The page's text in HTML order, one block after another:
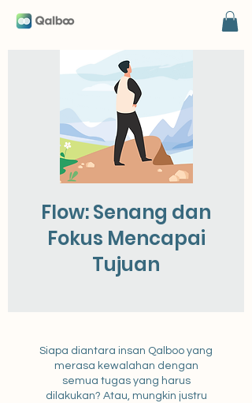
Flow: Senang dan
Fokus Mencapai
Tujuan
Siapa diantara insan Qalboo yang
merasa kewalahan dengan
semua tugas yang harus
dilakukan? Atau, mungkin justru